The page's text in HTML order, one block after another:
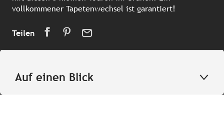
vollkommener Tapetenwechsel ist garantiert!
Teilen
Auf einen Blick